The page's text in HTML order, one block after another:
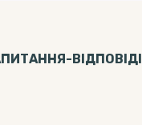
ВІДПОВIДI